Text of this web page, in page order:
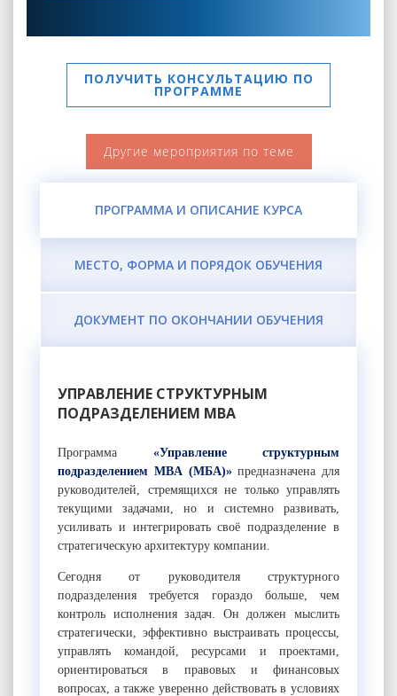
ПОЛУЧИТЬ КОНСУЛЬТАЦИЮ ПО
ПРОГРАММЕ
Другие мероприятия по теме
ПРОГРАММА И ОПИСАНИЕ КУРСА
МЕСТО, ФОРМА И ПОРЯДОК ОБУЧЕНИЯ
ДОКУМЕНТ ПО ОКОНЧАНИИ ОБУЧЕНИЯ
УПРАВЛЕНИЕ СТРУКТУРНЫМ
ПОДРАЗДЕЛЕНИЕМ MBА
Программа
«Управление структурным
подразделением MBA (МБА)»предназначена для
руководителей, стремящихся не только управлять
текущими задачами, но и системно развивать,
усиливать и интегрировать своё подразделение в
стратегическую архитектуру компании.
Сегодня от руководителя структурного
подразделения требуется гораздо больше, чем
контроль исполнения задач. Он должен мыслить
стратегически, эффективно выстраивать процессы,
управлять командой, ресурсами и проектами,
ориентироваться в правовых и финансовых
вопросах, а также уверенно действовать в условиях